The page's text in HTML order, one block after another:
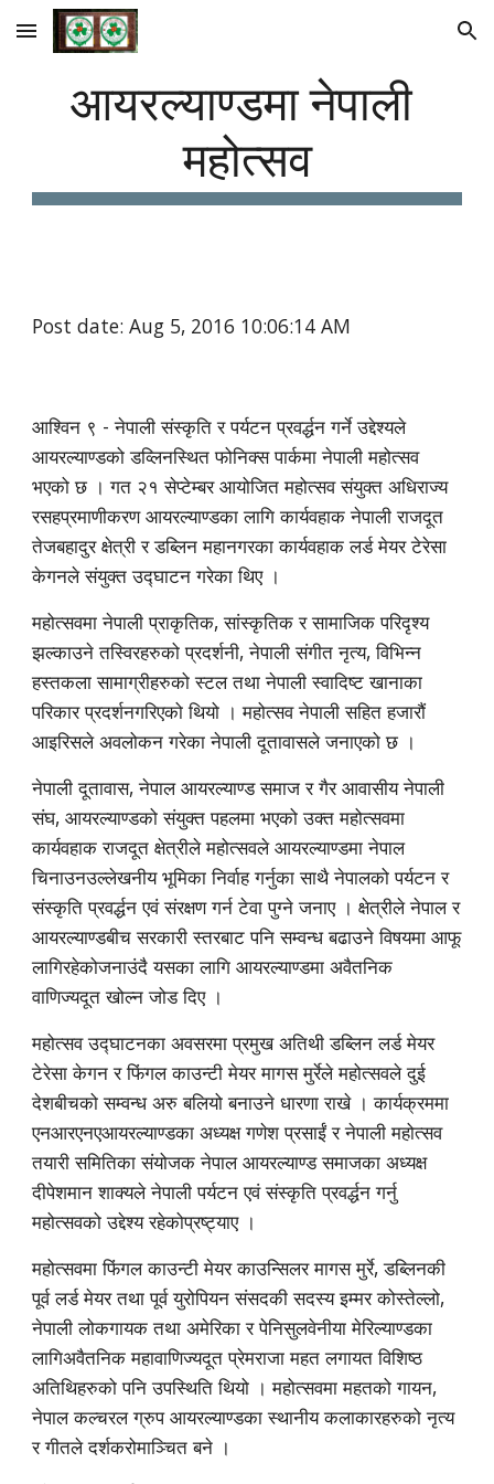
Skip to main content Skip to navigation
आयरल्याण्डमा नेपाली
महोत्सव
Post date: Aug 5, 2016 10:06:14 AM
आश्विन ९ - नेपाली संस्कृति र पर्यटन प्रवर्द्धन गर्ने उद्देश्यले
आयरल्याण्डको डव्लिनस्थित फोनिक्स पार्कमा नेपाली महोत्सव
भएको छ । गत २१ सेप्टेम्बर आयोजित महोत्सव संयुक्त अधिराज्य
रसहप्रमाणीकरण आयरल्याण्डका लागि कार्यवहाक नेपाली राजदूत
तेजबहादुर क्षेत्री र डब्लिन महानगरका कार्यवहाक लर्ड मेयर टेरेसा
केगनले संयुक्त उद्घाटन गरेका थिए ।
महोत्सवमा नेपाली प्राकृतिक, सांस्कृतिक र सामाजिक परिदृश्य
झल्काउने तस्विरहरुको प्रदर्शनी, नेपाली संगीत नृत्य, विभिन्न
हस्तकला सामाग्रीहरुको स्टल तथा नेपाली स्वादिष्ट खानाका
परिकार प्रदर्शनगरिएको थियो । महोत्सव नेपाली सहित हजारौं
आइरिसले अवलोकन गरेका नेपाली दूतावासले जनाएको छ ।
नेपाली दूतावास, नेपाल आयरल्याण्ड समाज र गैर आवासीय नेपाली
संघ, आयरल्याण्डको संयुक्त पहलमा भएको उक्त महोत्सवमा
कार्यवहाक राजदूत क्षेत्रीले महोत्सवले आयरल्याण्डमा नेपाल
चिनाउनउल्लेखनीय भूमिका निर्वाह गर्नुका साथै नेपालको पर्यटन र
संस्कृति प्रवर्द्धन एवं संरक्षण गर्न टेवा पुग्ने जनाए । क्षेत्रीले नेपाल र
आयरल्याण्डबीच सरकारी स्तरबाट पनि सम्वन्ध बढाउने विषयमा आफू
लागिरहेकोजनाउंदै यसका लागि आयरल्याण्डमा अवैतनिक
वाणिज्यदूत खोल्न जोड दिए ।
महोत्सव उद्घाटनका अवसरमा प्रमुख अतिथी डब्लिन लर्ड मेयर
टेरेसा केगन र फिंगल काउन्टी मेयर मागस मुर्रेले महोत्सवले दुई
देशबीचको सम्वन्ध अरु बलियो बनाउने धारणा राखे । कार्यक्रममा
एनआरएनएआयरल्याण्डका अध्यक्ष गणेश प्रसाईं र नेपाली महोत्सव
तयारी समितिका संयोजक नेपाल आयरल्याण्ड समाजका अध्यक्ष
दीपेशमान शाक्यले नेपाली पर्यटन एवं संस्कृति प्रवर्द्धन गर्नु
महोत्सवको उद्देश्य रहेकोप्रष्ट्याए ।
महोत्सवमा फिंगल काउन्टी मेयर काउन्सिलर मागस मुर्रे, डब्लिनकी
पूर्व लर्ड मेयर तथा पूर्व युरोपियन संसदकी सदस्य इम्मर कोस्तेल्लो,
नेपाली लोकगायक तथा अमेरिका र पेनिसुलवेनीया मेरिल्याण्डका
लागिअवैतनिक महावाणिज्यदूत प्रेमराजा महत लगायत विशिष्ठ
अतिथिहरुको पनि उपस्थिति थियो । महोत्सवमा महतको गायन,
नेपाल कल्चरल ग्रुप आयरल्याण्डका स्थानीय कलाकारहरुको नृत्य
र गीतले दर्शकरोमाञ्चित बने ।